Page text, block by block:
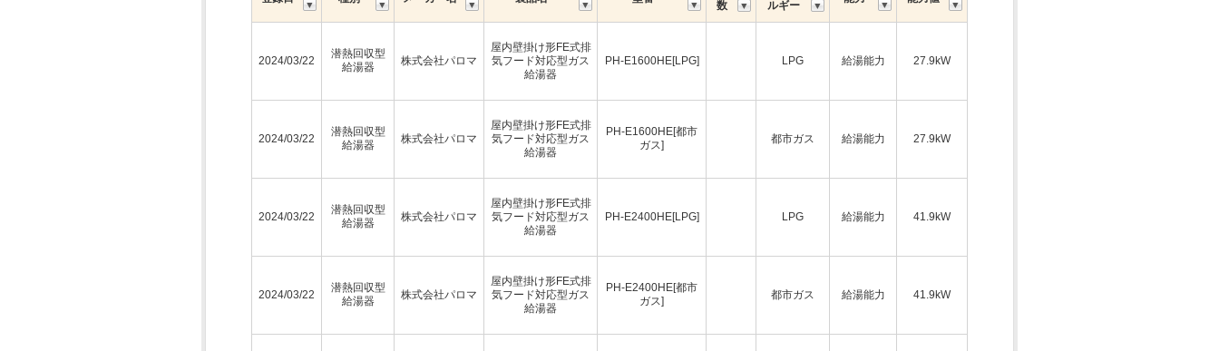
数
ルギー
2024/03/22
潜熱回収型
給湯器
株式会社パロマ
屋内壁掛け形FE式排
気フード対応型ガス
給湯器
PH-E1600HE[LPG] LPG 給湯能力 27.9kW
2024/03/22
潜熱回収型
給湯器
株式会社パロマ
屋内壁掛け形FE式排
気フード対応型ガス
給湯器
PH-E1600HE[都市
ガス]
都市ガス 給湯能力 27.9kW
2024/03/22
潜熱回収型
給湯器
株式会社パロマ
屋内壁掛け形FE式排
気フード対応型ガス
給湯器
PH-E2400HE[LPG] LPG 給湯能力 41.9kW
2024/03/22
潜熱回収型
給湯器
株式会社パロマ
屋内壁掛け形FE式排
気フード対応型ガス
給湯器
PH-E2400HE[都市
ガス]
都市ガス 給湯能力 41.9kW